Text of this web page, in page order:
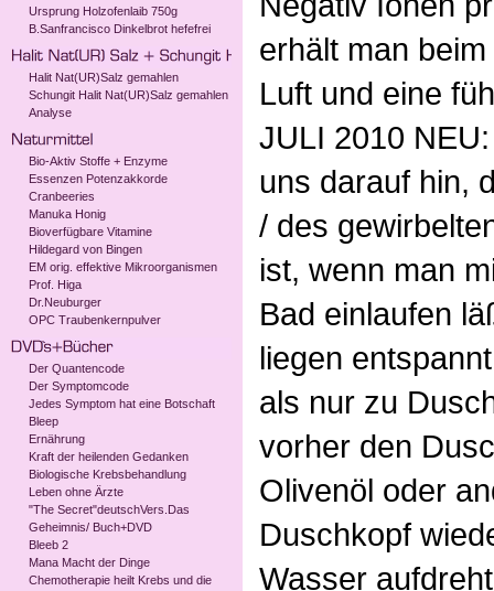
Ursprung Holzofenlaib 750g
B.Sanfrancisco Dinkelbrot hefefrei
Halit Nat(UR)Salz gemahlen
Schungit Halit Nat(UR)Salz gemahlen
Analyse
Bio-Aktiv Stoffe + Enzyme
Essenzen Potenzakkorde
Cranbeeries
Manuka Honig
Bioverfügbare Vitamine
Hildegard von Bingen
EM orig. effektive Mikroorganismen
Prof. Higa
Dr.Neuburger
OPC Traubenkernpulver
Der Quantencode
Der Symptomcode
Jedes Symptom hat eine Botschaft
Bleep
Ernährung
Kraft der heilenden Gedanken
Biologische Krebsbehandlung
Leben ohne Ärzte
"The Secret"deutschVers.Das
Geheimnis/ Buch+DVD
Bleeb 2
Mana Macht der Dinge
Chemotherapie heilt Krebs und die
erhält man
Luft und eine
JULI 2010
uns darauf hin,
/ des
ist, wenn man
Bad einlaufen
liegen
als nur zu
vorher den
Olivenöl oder
Duschkopf
Wasser